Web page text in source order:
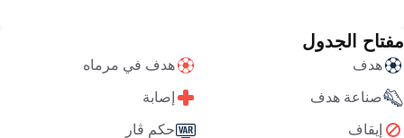
مفتاح الجدول
هدف هدف في مرماه
صناعة هدف إصابة
إيقاف حكم ڤار